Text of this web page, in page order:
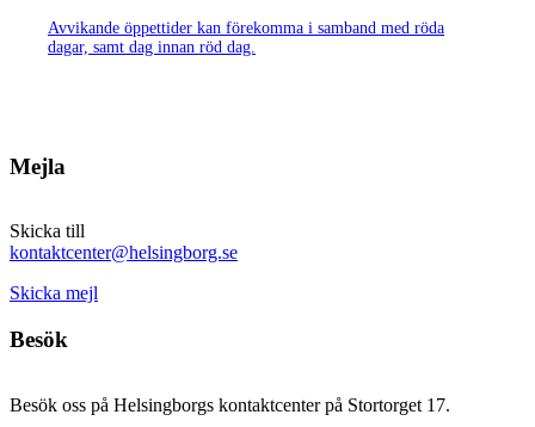
Avvikande öppettider kan förekomma i samband med röda
dagar, samt dag innan röd dag.
Mejla
Skicka till
kontaktcenter@helsingborg.se
Skicka mejl
Besök
Besök oss på Helsingborgs kontaktcenter på Stortorget 17.